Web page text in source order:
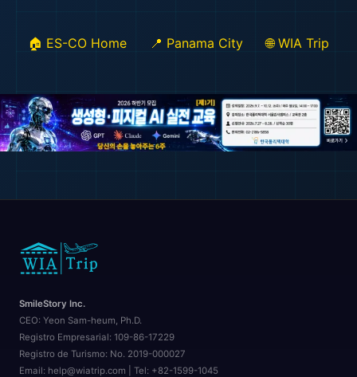
🏠 ES-CO Home 📍 Panama City 🌐 WIA Trip
SmileStory Inc.
CEO: Yeon Sam-heum, Ph.D.
Registro Empresarial: 109-86-17229
Registro de Turismo: No. 2019-000027
Email: help@wiatrip.com | Tel: +82-1599-1045